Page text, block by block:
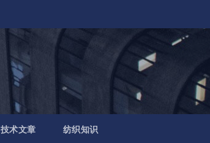
技术文章 纺织知识